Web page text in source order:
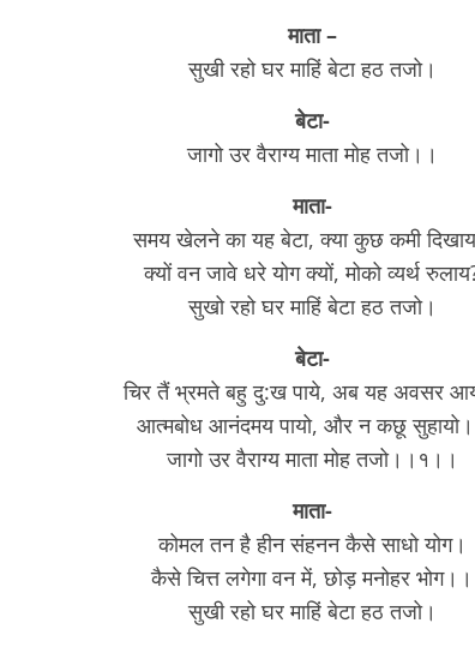
माता –
सुखी रहो घर माहिं बेटा हठ तजो।
बेटा-
जागो उर वैराग्य माता मोह तजो।।
माता-
समय खेलने का यह बेटा, क्या कुछ कमी
क्यों वन जावे धरे योग क्यों, मोको व्यर्थ
सुखो रहो घर माहिं बेटा हठ तजो‌।
बेटा-
चिर तैं भ्रमते बहु दु:ख पाये, अब यह अवसर
आत्मबोध आनंदमय पायो, और न कछू
जागो उर वैराग्य माता मोह तजो।।१।।
माता-
कोमल तन है हीन संहनन कैसे साधो योग।
कैसे चित्त लगेगा वन में, छोड़ मनोहर भोग।।
सुखी रहो घर माहिं बेटा हठ तजो‌।